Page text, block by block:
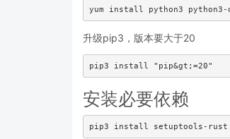
升级pip3，版本要大于20
安装必要依赖